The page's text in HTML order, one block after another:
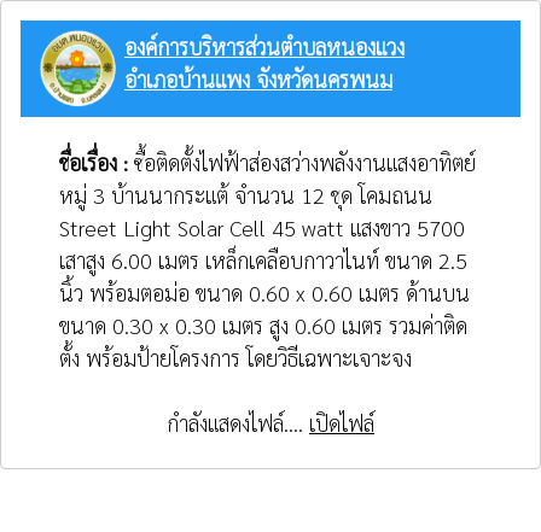
องค์การบริหารส่วนตำบลหนองแวง
อำเภอบ้านแพง จังหวัดนครพนม
ชื่อเรื่อง : ซื้อติดตั้งไฟฟ้าส่องสว่างพลังงานแสงอาทิตย์
หมู่ 3 บ้านนากระแต้ จำนวน 12 ชุด โคมถนน
Street Light Solar Cell 45 watt แสงขาว 5700
เสาสูง 6.00 เมตร เหล็กเคลือบกาวาไนท์ ขนาด 2.5
นิ้ว พร้อมตอม่อ ขนาด 0.60 x 0.60 เมตร ด้านบน
ขนาด 0.30 x 0.30 เมตร สูง 0.60 เมตร รวมค่าติด
ตั้ง พร้อมป้ายโครงการ โดยวิธีเฉพาะเจาะจง
กำลังแสดงไฟล์.... เปิดไฟล์